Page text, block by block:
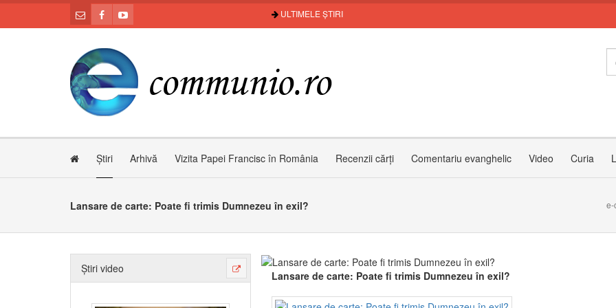
ULTIMELE ȘTIRI
Știri Arhivă Vizita Papei Francisc în România Recenzii cărți Comentariu evanghelic Video Curia
Lansare de carte: Poate fi trimis Dumnezeu în exil? e-
Știri video
Lansare de carte: Poate fi trimis Dumnezeu în exil?